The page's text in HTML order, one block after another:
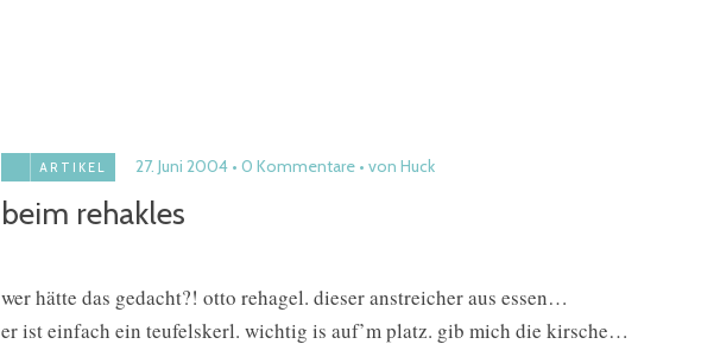
ARTIKEL 27. Juni 2004 0 Kommentare von Huck
beim rehakles
wer hätte das gedacht?! otto rehagel. dieser anstreicher aus essen…
er ist einfach ein teufelskerl. wichtig is auf’m platz. gib mich die kirsche…